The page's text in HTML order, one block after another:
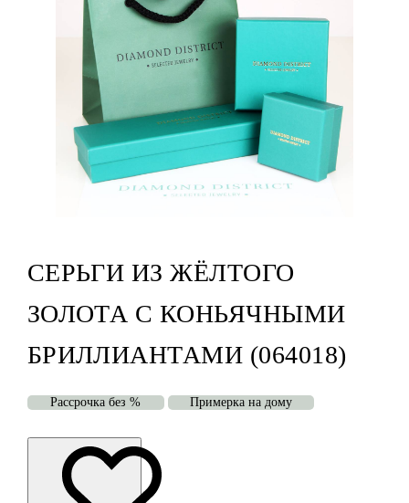
СЕРЬГИ ИЗ ЖЁЛТОГО
ЗОЛОТА С КОНЬЯЧНЫМИ
БРИЛЛИАНТАМИ (064018)
Рассрочка без % Примерка на дому